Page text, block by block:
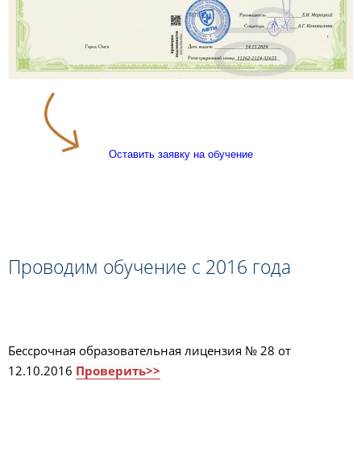
Оставить заявку на обучение
Проводим обучение с 2016 года
Бессрочная образовательная лицензия № 28 от
12.10.2016 Проверить>>